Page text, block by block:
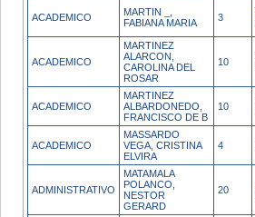
ACADEMICO
MARTIN _,
FABIANA MARIA
3
ACADEMICO
MARTINEZ
ALARCON,
CAROLINA DEL
ROSAR
10
ACADEMICO
MARTINEZ
ALBARDONEDO,
FRANCISCO DE B
10
ACADEMICO
MASSARDO
VEGA, CRISTINA
ELVIRA
4
ADMINISTRATIVO
MATAMALA
POLANCO,
NESTOR
GERARD
20